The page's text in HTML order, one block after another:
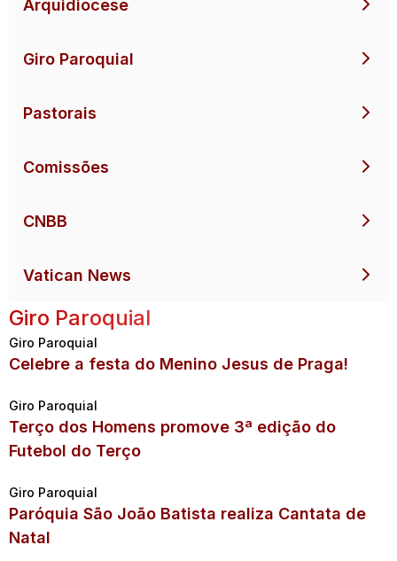
Arquidiocese
Giro Paroquial
Pastorais
Comissões
CNBB
Vatican News
Giro Paroquial
Giro Paroquial
Celebre a festa do Menino Jesus de Praga!
Giro Paroquial
Terço dos Homens promove 3ª edição do
Futebol do Terço
Giro Paroquial
Paróquia São João Batista realiza Cantata de
Natal